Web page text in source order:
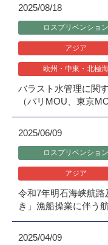
2025/08/18
ロスプリベンション
アジア
欧州・中東・北極海
バラスト水管理に関
（パリMOU、東京
2025/06/09
ロスプリベンション
アジア
令和7年明石海峡航
き」漁船操業に伴う
2025/04/09